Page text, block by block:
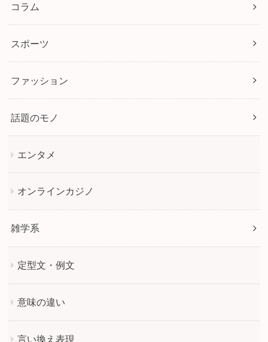
コラム
スポーツ
ファッション
話題のモノ
エンタメ
オンラインカジノ
雑学系
定型文・例文
意味の違い
言い換え表現